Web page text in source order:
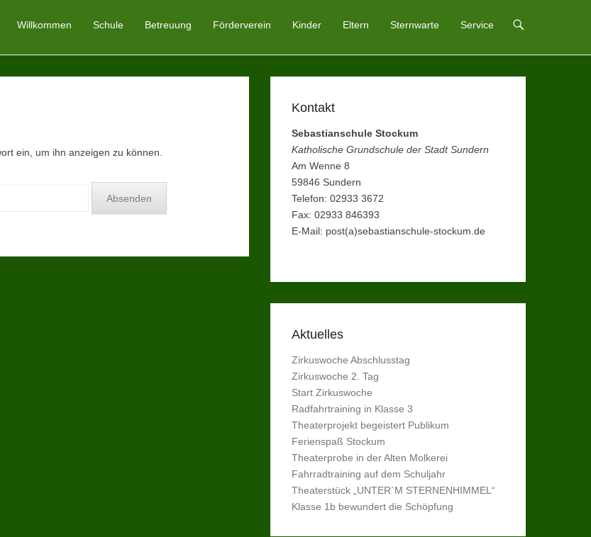
Primäres Menü
Zum Inhalt springen
Willkommen Schule Betreuung Förderverein Kinder Eltern Sternwarte Service
ein, um ihn anzeigen zu können.
Kontakt
Sebastianschule Stockum
Katholische Grundschule der Stadt Sundern
Am Wenne 8
59846 Sundern
Telefon: 02933 3672
Fax: 02933 846393
E-Mail: post(a)sebastianschule-stockum.de
Aktuelles
Zirkuswoche Abschlusstag
Zirkuswoche 2. Tag
Start Zirkuswoche
Radfahrtraining in Klasse 3
Theaterprojekt begeistert Publikum
Ferienspaß Stockum
Theaterprobe in der Alten Molkerei
Fahrradtraining auf dem Schuljahr
Theaterstück „UNTER`M STERNENHIMMEL“
Klasse 1b bewundert die Schöpfung